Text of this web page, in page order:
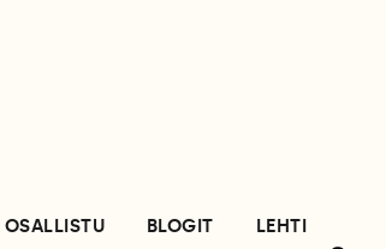
OSALLISTU BLOGIT
LEHTI